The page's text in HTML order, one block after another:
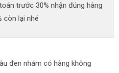
trước 30% nhận đúng hàng
còn lại nhé
đen nhám có hàng không